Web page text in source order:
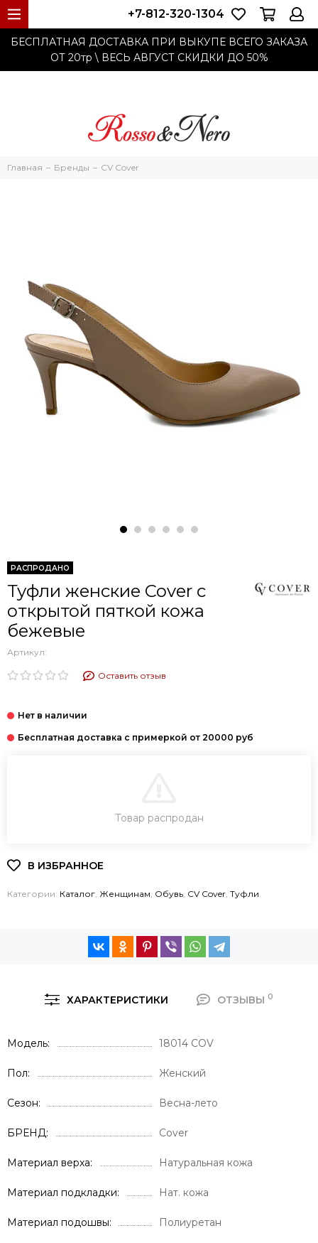
БЕСПЛАТНАЯ ДОСТАВКА ПРИ ВЫКУПЕ ВСЕГО ЗАКАЗА
ОТ 20тр \ ВЕСЬ АВГУСТ СКИДКИ ДО 50%
+7-812-320-1304
Главная Бренды CV Cover
РАСПРОДАНО
Туфли женские Cover с
открытой пяткой кожа
бежевые
Артикул:
Оставить отзыв
КУПИТЬ В 1 КЛИК
Товар распродан
Категории: Каталог Женщинам Обувь CV Cover Туфли
ХАРАКТЕРИСТИКИ ОТЗЫВЫ 0
Модель 18014 COV
Пол Женский
Сезон Весна-лето
БРЕНД Cover
Материал верха Натуральная кожа
Материал подкладки Нат. кожа
Материал подошвы Полиуретан